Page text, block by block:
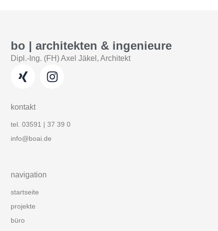
bo | architekten & ingenieure
Dipl.-Ing. (FH) Axel Jäkel, Architekt
navigation
startseite
projekte
büro
kontakt
tel. 03591 | 37 39 0
info@boai.de